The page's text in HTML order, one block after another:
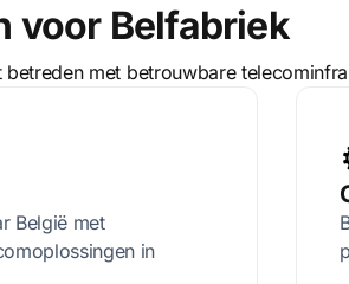
voor Belfabriek
met betrouwbare
België met
in